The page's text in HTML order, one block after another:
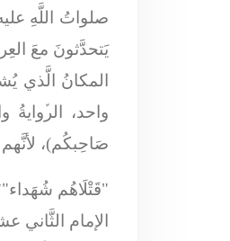
صلواتُ اللَّهِ
يَتحدَّثونَ معَ
المكانُ الَّذي
واحد،
صَاحِبكُم)،
"قَتْلَاهُم شُهَداء
الإمام